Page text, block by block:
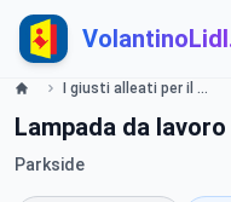
I giusti alleati per il Fai da te Offerte valide da giovedì 4 luglio 2019 Lidl
Lampada da
Parkside